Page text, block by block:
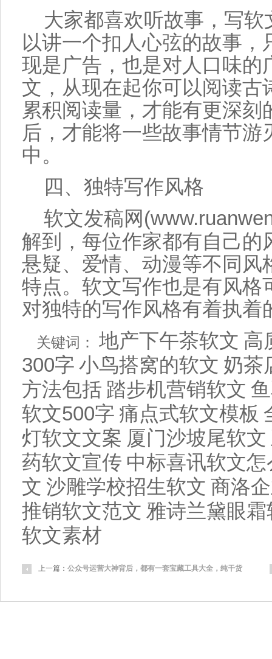
大家都喜欢听故事，写软
以讲一个扣人心弦的故事
现是广告，也是对人口味的
文 ，从现在起你可以阅读古
累积阅读量， 才能有更深刻
后， 才能将一些故事情节游
中。
四、独特写作风格
软文发稿网
解到，每位作家都有自己
悬疑、爱情、动漫等不同
特点。 软文写作也是有风格
对独特的写作风格有着执着
关键词： 地产下午茶软文 高
300字 小鸟搭窝的软文 奶茶
方法包括 踏步机营销软文
软文500字 痛点式软文模板
灯软文文案 厦门沙坡尾软文
药软文宣传 中标喜讯软文怎
文 沙雕学校招生软文 商洛
推销软文范文 雅诗兰黛眼
软文素材
上一篇： 公众号运营大神背后，都有一套宝藏工具大全，纯干货